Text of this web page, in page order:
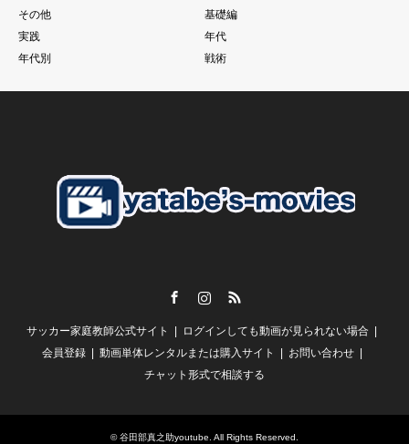
もちろん個の力
それでものめり込みすぎて、そこをおざなりにする
す。
私がずっと言い続けている
「親御さんの理解」
【スクールの必要性とは？】
谷田部としては
「誰かが行っているから、、、」
一人一人の判断で本当に必要であれば行く
毎週通う必要性が全くわかりません。
その他
基礎編
実践
年代
年代別
戦術
サッカー家庭教師公式サイト
ログインしても動画が見られない場合
会員登録
動画単体レンタルまたは購入サイト
お問い合わせ
チャット形式で相談する
©谷田部真之助youtube . All Rights Reserved.